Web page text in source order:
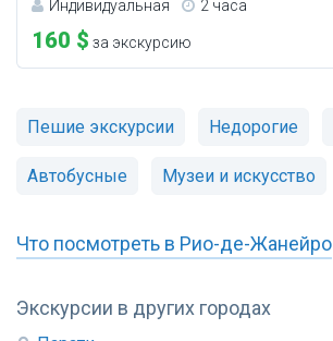
Экскурсии в других городах
Индивидуальная 2 часа
160 $ за экскурсию
Пешие экскурсии Недорогие
Автобусные Музеи и искусство
Что посмотреть в Рио-де-Жанейро